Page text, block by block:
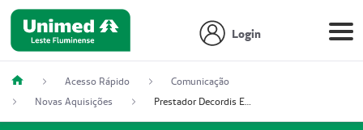
Login
Acesso Rápido
Comunicação
Novas Aquisições
Prestador Decordis Exames Cardiológicos LTDA (51004346-0)